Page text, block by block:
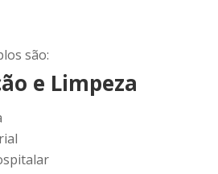
são:
e Limpeza